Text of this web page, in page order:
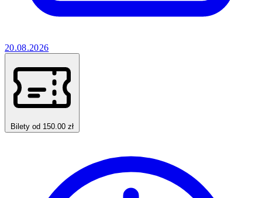
20.08.2026
Bilety od 150.00 zł